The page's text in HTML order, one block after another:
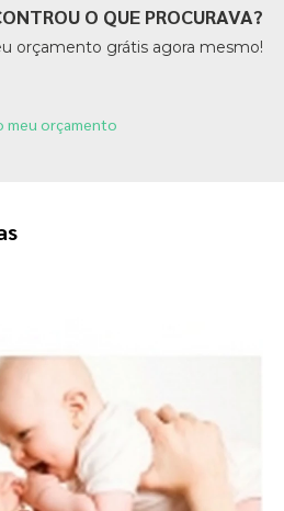
O QUE PROCURAVA?
orçamento grátis agora mesmo!
meu orçamento